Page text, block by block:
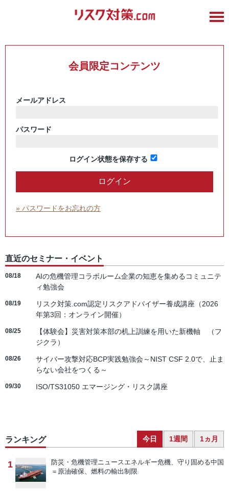
会員限定コンテンツ
メールアドレス
パスワード
ログイン状態を保存する
» パスワードをお忘れの方
直近のセミナー・イベント
08/18
AIの危機管理コラボルーム企業の知恵を集めるコミュニテ
ィ勉強会
08/19
リスク対策.com認定リスクアドバイザー養成講座（2026
年第3回：オンライン開催）
08/25
【体験会】災害対策本部の机上訓練を用いた新機軸 （フ
ジクラ）
08/26
サイバー攻撃対応BCP実践勉強会～NIST CSF 2.0で、止ま
らない会社をつくる～
09/30 ISO/TS31050 エマージング・リスク講座
ランキング 今日 1週間 1ヵ月
1 防災・危機管理ニュースエネルギー危機、守り固める中国
＝原油確保、燃料の輸出制限